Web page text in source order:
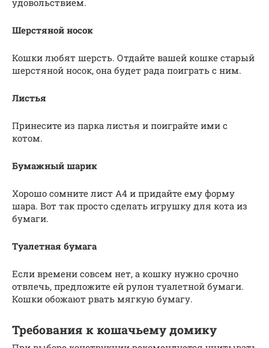
удовольствием.
Шерстяной носок
Кошки любят шерсть. Отдайте вашей кошке старый
шерстяной носок, она будет рада поиграть с ним.
Листья
Принесите из парка листья и поиграйте ими с
котом.
Бумажный шарик
Хорошо сомните лист А4 и придайте ему форму
шара. Вот так просто сделать игрушку для кота из
бумаги.
Туалетная бумага
Если времени совсем нет, а кошку нужно срочно
отвлечь, предложите ей рулон туалетной бумаги.
Кошки обожают рвать мягкую бумагу.
Требования к кошачьему домику